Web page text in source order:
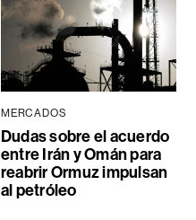
MERCADOS
Dudas sobre el acuerdo
entre Irán y Omán para
reabrir Ormuz impulsan
al petróleo